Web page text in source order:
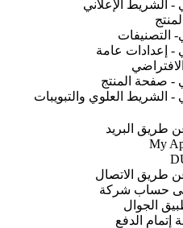
- الشريط الإعلاني
التصنيفات
- إعدادات عامة
- صفحة المنتج
- الشريط العلوي والتبويبات
حساب شركة